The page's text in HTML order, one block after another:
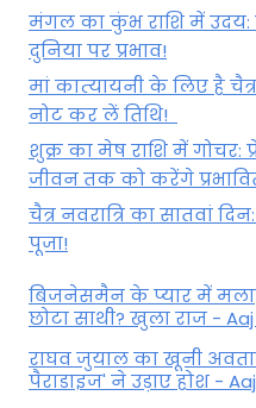
मंगल का कुंभ राशि में
दुनिया पर प्रभाव!
मां कात्‍यायनी के लिए है
नोट कर लें तिथि!
शुक्र का मेष राशि में
जीवन तक को करेंगे
चैत्र नवरात्रि का सातवां
पूजा!
बिजनेसमैन के प्यार में
छोटा साथी? खुला राज - Aaj
राघव जुयाल का खूनी
पैराडाइज' ने उड़ाए होश -